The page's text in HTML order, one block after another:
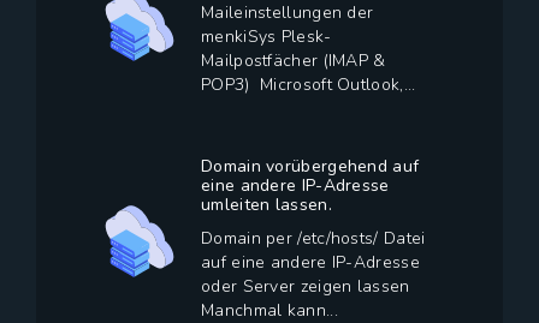
Maileinstellungen der
menkiSys Plesk-
Mailpostfächer (IMAP &
POP3) Microsoft Outlook,...
Domain vorübergehend auf
eine andere IP-Adresse
umleiten lassen.
Domain per /etc/hosts/ Datei
auf eine andere IP-Adresse
oder Server zeigen lassen
Manchmal kann...